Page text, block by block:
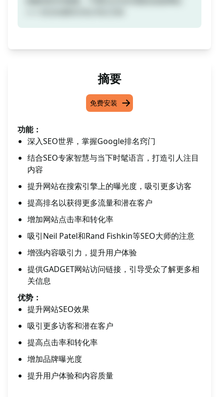
摘要
免费安装
功能：
深入SEO世界，掌握Google排名窍门
结合SEO专家智慧与当下时髦语言，打造引人注目
内容
提升网站在搜索引擎上的曝光度，吸引更多访客
提高排名以获得更多流量和潜在客户
增加网站点击率和转化率
吸引Neil Patel和Rand Fishkin等SEO大师的注意
增强内容吸引力，提升用户体验
提供GADGET网站访问链接，引导受众了解更多相
关信息
优势：
提升网站SEO效果
吸引更多访客和潜在客户
提高点击率和转化率
增加品牌曝光度
提升用户体验和内容质量